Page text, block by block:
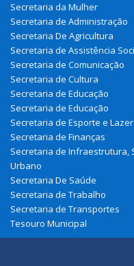
Secretaria da Mulher
Secretaria de Administração
Secretaria De Agricultura
Secretaria de Assistência
Secretaria de Comunicação
Secretaria de Cultura
Secretaria de Educação
Secretaria de Educação
Secretaria de Esporte e Lazer
Secretaria de Finanças
Secretaria de Infraestrutura,
Urbano
Secretaria De Saúde
Secretaria de Trabalho
Secretaria de Transportes
Tesouro Municipal